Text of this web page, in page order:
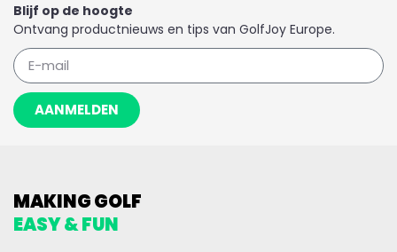
Blijf op de hoogte
Ontvang productnieuws en tips van GolfJoy Europe.
AANMELDEN
MAKING GOLF
EASY & FUN